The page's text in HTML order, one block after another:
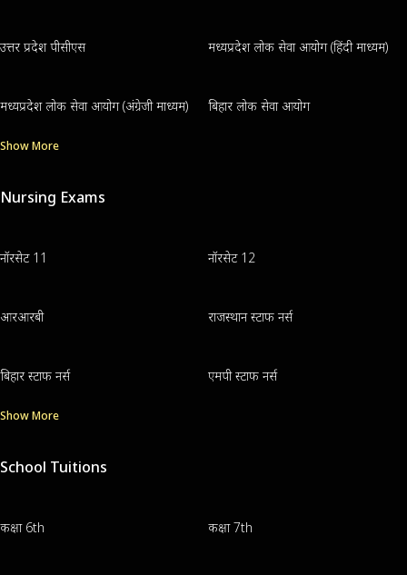
उत्तर प्रदेश पीसीएस मध्यप्रदेश लोक सेवा आयोग (हिंदी माध्यम)
मध्यप्रदेश लोक सेवा आयोग (अंग्रेजी माध्यम) बिहार लोक सेवा आयोग
Show More
Nursing Exams
नॉरसेट 11 नॉरसेट 12
आरआरबी राजस्थान स्टाफ नर्स
बिहार स्टाफ नर्स एमपी स्टाफ नर्स
Show More
School Tuitions
कक्षा 6th कक्षा 7th